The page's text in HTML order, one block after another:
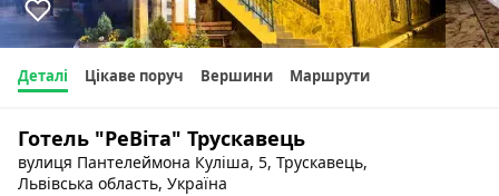
Деталі Цікаве поруч Вершини Маршрути
Готель "РеВіта" Трускавець
вулиця Пантелеймона Куліша, 5, Трускавець,
Львівська область, Україна